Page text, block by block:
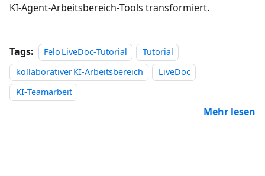
KI‑Agent‑Arbeitsbereich‑Tools transformiert.
Tags: Felo LiveDoc‑Tutorial
Tutorial
kollaborativer KI‑Arbeitsbereich
LiveDoc
KI‑Teamarbeit
Mehr lesen